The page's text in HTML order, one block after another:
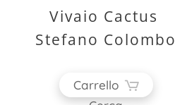
Vivaio Cactus
Stefano Colombo
Carrello